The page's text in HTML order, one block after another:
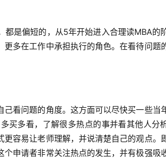
是偏短的，从5年开始进入合理读MBA的
多在工作中承担执行的角色。在看待问题
看问题的角度。这方面可以尽快买一些当
买多看，了解很多热点的事并看其他人分
容易让老师理解，并说清楚自己的观点。
申请者非常关注热点的发生，并有极强吸